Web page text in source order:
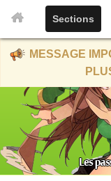
Sections
MESSAGE